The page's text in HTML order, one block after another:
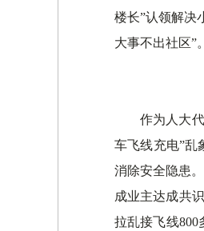
楼长”认领解决
大事不出社区”。
作为人大
车飞线充电”乱
消除安全隐患
成业主达成共
拉乱接飞线800